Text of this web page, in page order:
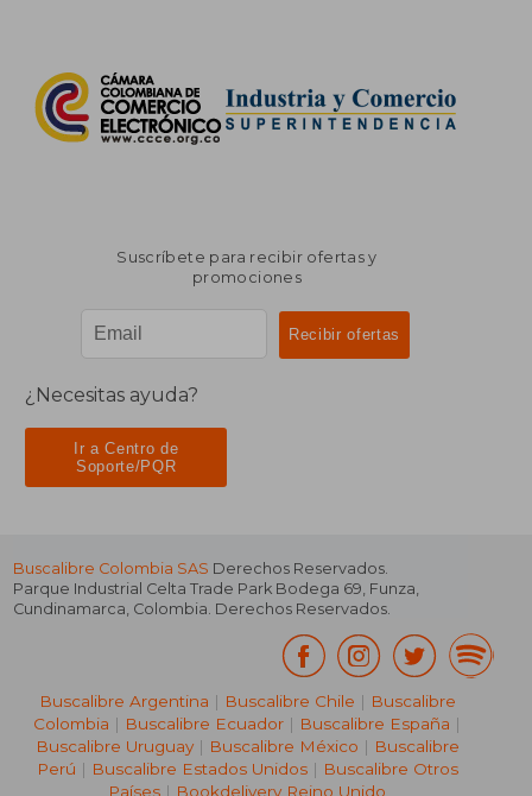
Suscríbete para recibir ofertas y
promociones
¿Necesitas ayuda?
Ir a Centro de
Soporte/PQR
Buscalibre Colombia SAS Derechos Reservados.
Parque Industrial Celta Trade Park Bodega 69, Funza,
Cundinamarca, Colombia. Derechos Reservados.
Buscalibre Argentina | Buscalibre Chile | Buscalibre
Colombia | Buscalibre Ecuador | Buscalibre España |
Buscalibre Uruguay| Buscalibre México | Buscalibre
Perú | Buscalibre Estados Unidos| Buscalibre Otros
Países | Bookdelivery Reino Unido